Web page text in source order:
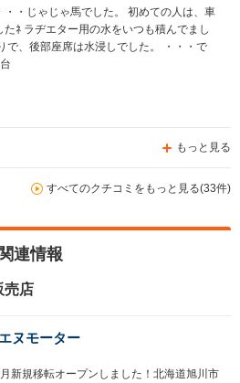
・・じゃじゃ馬でした。 初めての人は、車
たﾈ ラヂエター用の水をいつも積んでまし
で、後部座席は水浸しでした。 ・・・で
もっと見る
すべてのクチコミをもっと見る(33件)
連情報
売店
ヌモーター
新規移転オープンしました！北海道旭川市